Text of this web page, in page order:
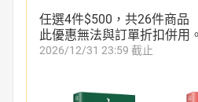
任選4件$500，共26件商品
此優惠無法與訂單折扣併用。
2026/12/31 23:59 截止